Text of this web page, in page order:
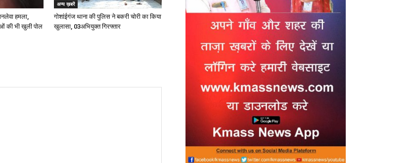
हमला,
की भी खुली पोल
अन्य ख़बरें
गोशांईगंज थाना की पुलिस ने बकरी चोरी का किया
खुलासा, 03अभियुक्त गिरफ्तार